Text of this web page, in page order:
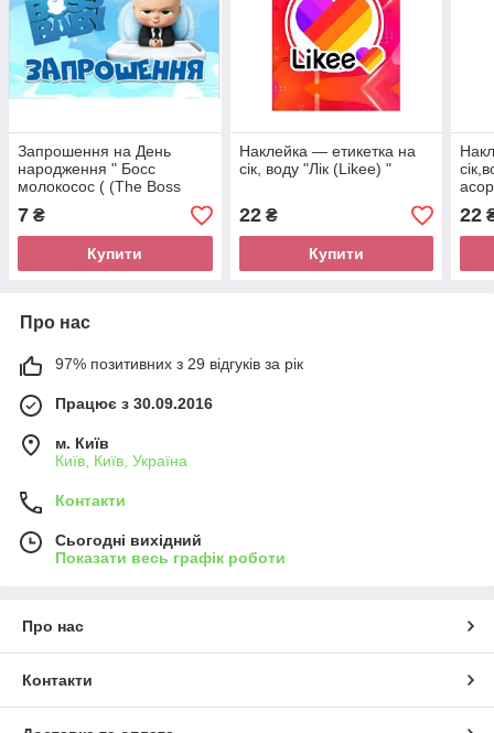
Запрошення на День
народження " Босс
молокосос ( (The Boss
Baby ) "
7 ₴
Купити
Наклейка — етикетка на
сік, воду "Лік (Likee) "
22₴
Купити
22
Про нас
97% позитивних з 29 відгуків за рік
Працює з 30.09.2016
м. Київ
Київ, Київ, Україна
Контакти
Сьогодні вихідний
Показати весь графік роботи
Про нас
Контакти